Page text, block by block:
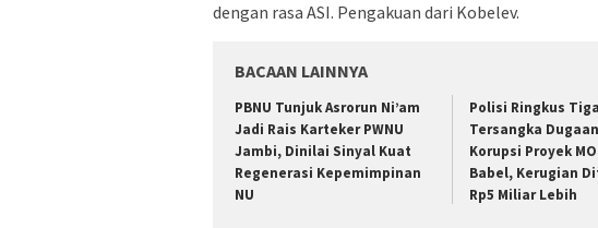
dengan rasa ASI. Pengakuan dari Kobelev.
BACAAN LAINNYA
PBNU Tunjuk Asrorun Ni’am
Jadi Rais Karteker PWNU
Jambi, Dinilai Sinyal Kuat
Regenerasi Kepemimpinan
NU
Polisi Ringkus Tiga
Tersangka Dugaan
Korupsi Proyek
Babel, Kerugian
Rp5 Miliar Lebih